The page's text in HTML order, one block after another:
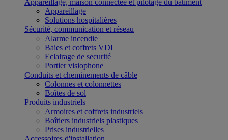
Appareillage, maison connectée et pilotage du bâtiment
Appareillage
Solutions hospitalières
Sécurité, communication et réseau
Alarme incendie
Baies et coffrets VDI
Eclairage de securité
Portier visiophone
Conduits et cheminements de câble
Colonnes et colonnettes
Boîtes de sol
Produits industriels
Armoires et coffrets industriels
Boîtiers industriels plastiques
Prises industrielles